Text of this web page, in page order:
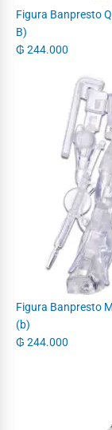
Figura Banpresto
B)
₲ 244.000
Figura Banpresto
(b)
₲ 244.000